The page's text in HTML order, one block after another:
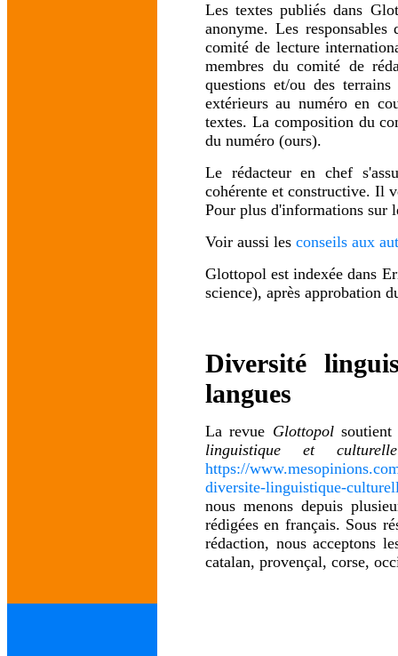
Les textes publiés dans
anonyme. Les
comité de lecture
membres du comité de
questions et/ou des
extérieurs au numéro en
textes. La composition du
du numéro (ours).
Le rédacteur en chef
cohérente et constructive. Il
Pour plus d'informations sur
Voir aussi les conseils aux
Glottopol est indexée dans
science), après approbation
Diversité
langues
La revue Glottopol
linguistique et
https://
diversite-linguistique-
nous menons depuis
rédigées en français. Sous
rédaction, nous acceptons
catalan, provençal, corse,